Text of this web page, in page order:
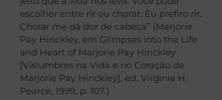
escolher entre rir ou chorar. Eu prefiro rir.
Chorar me dá dor de cabeça” (Marjorie
Pay Hinckley, em Glimpses into the Life
and Heart of Marjorie Pay Hinckley
[Vislumbres na Vida e no Coração de
Marjorie Pay Hinckley], ed. Virginia H.
Pearce, 1999, p. 107.)